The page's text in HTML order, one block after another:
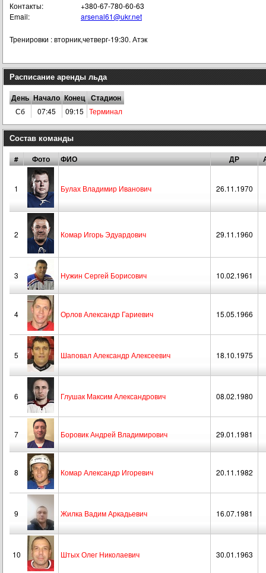
Контакты:
+380-67-780-60-63
Email:
arsenal61@ukr.net
Тренировки : вторник,четверг-19:30. Атэк
Расписание аренды льда
День Начало Конец Стадион
Сб 07:45 09:15 Терминал
Состав команды
# Фото ФИО ДР
1 Булах Владимир Иванович 26.11.1970
2 Комар Игорь Эдуардович 29.11.1960
3 Нужин Сергей Борисович 10.02.1961
4 Орлов Александр Гариевич 15.05.1966
5 Шаповал Александр Алексеевич 18.10.1975
6 Глушак Максим Александрович 08.02.1980
7 Боровик Андрей Владимирович 29.01.1981
8 Комар Александр Игоревич 20.11.1982
9 Жилка Вадим Аркадьевич 16.07.1981
10 Штых Олег Николаевич 30.01.1963